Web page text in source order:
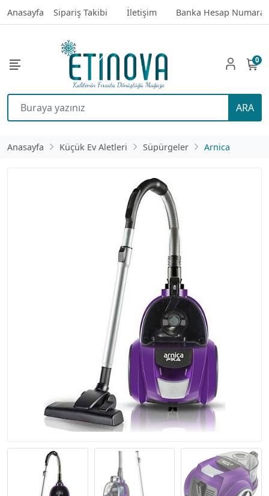
Anasayfa Sipariş Takibi İletişim Banka Hesap
ARA
0
Anasayfa Küçük Ev Aletleri Süpürgeler Arnica